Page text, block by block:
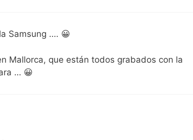
Samsung …. 😀
Mallorca, que están todos grabados con la
… 😀